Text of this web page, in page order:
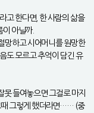
고 한다면, 한 사람의 삶을
아닐까.
망하고 시어머니를 원망한
도 모르고 추억이 담긴 유
못 들여놓으면 그걸로 마지
때 그렇게 했더라면…… (중